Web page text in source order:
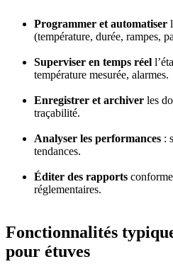
Programmer et automatiser
(température, durée, rampes,
Superviser en temps réel
température mesurée, alarmes.
Enregistrer et archiver les
traçabilité.
Analyser les performances :
tendances.
Éditer des rapports
réglementaires.
Fonctionnalités
pour étuves